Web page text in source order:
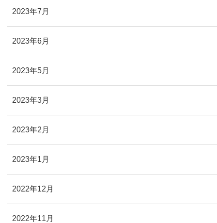
2023年7月
2023年6月
2023年5月
2023年3月
2023年2月
2023年1月
2022年12月
2022年11月